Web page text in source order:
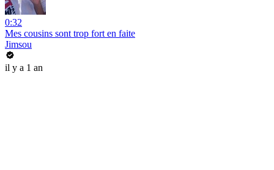
0:32
Mes cousins sont trop fort en faite
Jimsou
il y a 1 an